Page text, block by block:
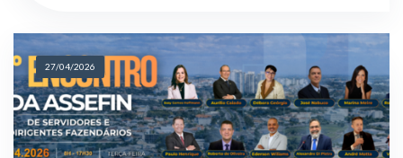
27/04/2026